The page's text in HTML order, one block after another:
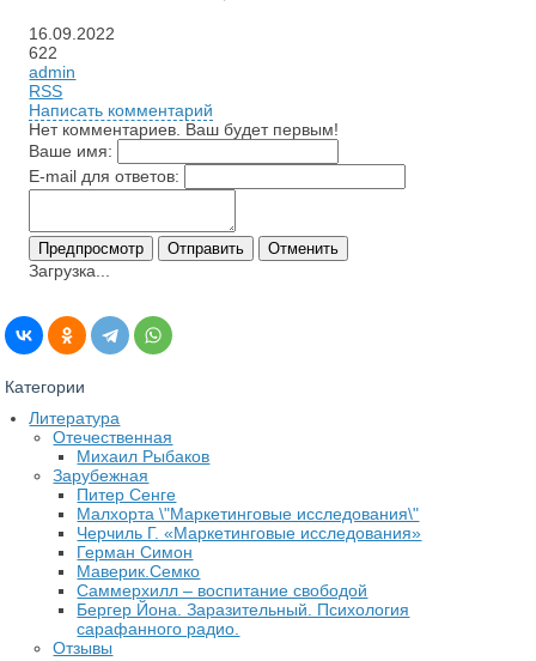
16.09.2022
622
admin
RSS
Написать комментарий
Нет комментариев. Ваш будет первым!
Ваше имя:
E-mail для ответов:
Загрузка...
Категории
Литература
Отечественная
Михаил Рыбаков
Зарубежная
Питер Сенге
Малхорта \"Маркетинговые исследования\"
Черчиль Г. «Маркетинговые исследования»
Герман Симон
Маверик.Семко
Саммерхилл – воспитание свободой
Бергер Йона. Заразительный. Психология
сарафанного радио.
Отзывы